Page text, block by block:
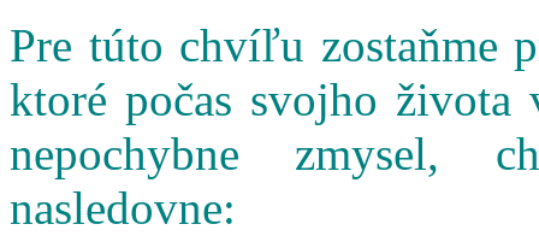
Pre túto chvíľu zostaňme
ktoré počas svojho
nepochybne zmysel,
nasledovne: